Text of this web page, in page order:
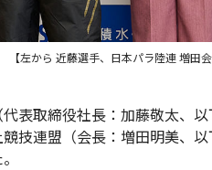
【左から 近藤選手、日本パラ陸連 増田
表取締役社長：加藤敬太、
技連盟（会長：増田明美、